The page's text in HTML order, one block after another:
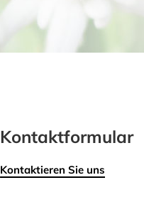
Kontaktformular
Kontaktieren Sie uns